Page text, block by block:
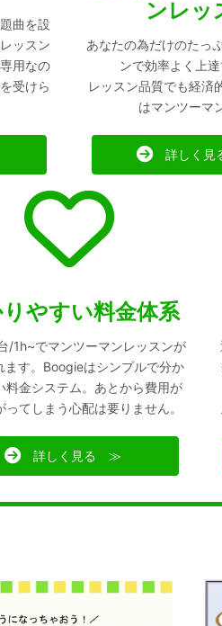
曲を設
ッスン
用なの
受けら
ンレッ
あなたの為だけのたっ
ンで効率よく上達
レッスン品質でも経済
はマンツーマ
詳しく
やすい料金体系
/1h~でマンツーマンレッスンが
ます。Boogieはシンプルで分か
料金システム。あとから費用が
ってしまう心配は要りません。
詳しく見る ≫